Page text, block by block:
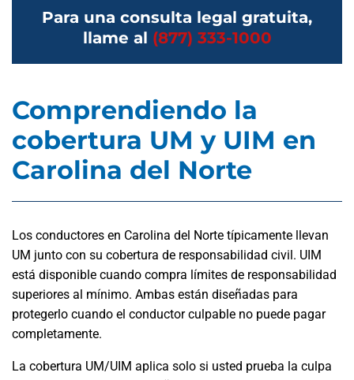
Para una consulta legal gratuita,
llame al (877) 333-1000
Comprendiendo la
cobertura UM y UIM en
Carolina del Norte
Los conductores en Carolina del Norte típicamente llevan
UM junto con su cobertura de responsabilidad civil. UIM
está disponible cuando compra límites de responsabilidad
superiores al mínimo. Ambas están diseñadas para
protegerlo cuando el conductor culpable no puede pagar
completamente.
La cobertura UM/UIM aplica solo si usted prueba la culpa